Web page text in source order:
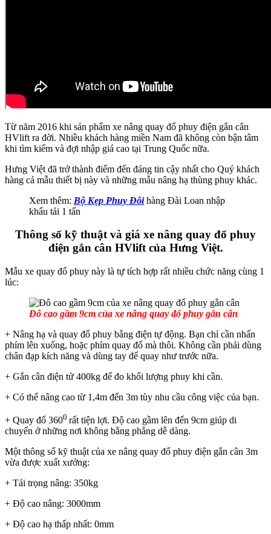
Từ năm 2016 khi sản phẩm xe nâng quay đổ phuy điện gắn cân
HVlift ra đời. Nhiều khách hàng miền Nam đã không còn bận tâm
khi tìm kiếm và đợi nhập giá cao tại Trung Quốc nữa.
Hưng Việt đã trở thành điểm đến đáng tin cậy nhất cho Quý khách
hàng cả mẫu thiết bị này và những mẫu nâng hạ thùng phuy khác.
Xem thêm: Bộ Kẹp Phuy Đôihàng Đài Loan nhập
khẩu tải 1 tấn
Thông số kỹ thuật và giá xe nâng quay đổ phuy
điện gắn cân HVlift của Hưng Việt.
Mẫu xe quay đổ phuy này là tự tích hợp rất nhiều chức năng cùng 1
lúc:
Đô cao gầm 9cm của xe nâng quay đổ phuy gắn cân
+ Nâng hạ và quay đổ phuy bằng điện tự động. Bạn chỉ cần nhấn
phím lên xuống, hoặc phím quay đổ mà thôi. Không cần phải dùng
chân đạp kích năng và dùng tay để quay như trước nữa.
+ Gắn cân điện tử 400kg để đo khối lượng phuy khi cần.
+ Có thể nâng cao từ 1,4m đến 3m tùy nhu cầu công việc của bạn.
+ Quay đổ 3600 rất tiện lợi. Độ cao gầm lên đến 9cm giúp di
chuyển ở những nơi không bằng phẳng dễ dàng.
Một thông số kỹ thuật của xe nâng quay đổ phuy điện gắn cân 3m
vừa được xuất xưởng:
+ Tải trọng nâng: 350kg
+ Độ cao nâng: 3000mm
+ Độ cao hạ thấp nhất: 0mm